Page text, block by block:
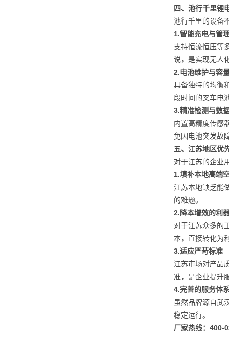
四、池行千里锂
池行千里的设备
1.智能充电与管
支持恒流恒压等
说，是实现无人
2.电池维护与容
具备独特的均衡
段时间的叉车电
3.精准检测与数
内置高精度传感
免因电池突发故
五、江苏地区优
对于江苏的企业
1.填补本地高端
江苏本地缺乏能
的难题。
2.降本增效的利
对于江苏众多的
本，直接转化为
3.适应严苛标准
江苏市场对产品
准，是企业提升
4.完善的服务体
虽然品牌源自武
稳定运行。
厂家热线：400-